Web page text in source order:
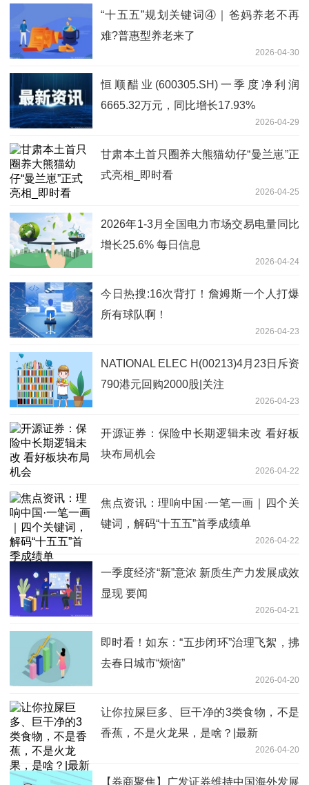
“十五五”规划关键词④｜爸妈养老不再
难?普惠型养老来了
2026-04-30
恒顺醋业(600305.SH)一季度净利润
6665.32万元，同比增长17.93%
2026-04-29
甘肃本土首只圈养大熊猫幼仔“曼兰崽”正
式亮相_即时看
2026-04-25
2026年1-3月全国电力市场交易电量同比
增长25.6% 每日信息
2026-04-24
今日热搜:16次背打！詹姆斯一个人打爆
所有球队啊！
2026-04-23
NATIONAL ELEC H(00213)4月23日斥资
790港元回购2000股|关注
2026-04-23
开源证券：保险中长期逻辑未改 看好板
块布局机会
2026-04-22
焦点资讯：理响中国·一笔一画｜四个关
键词，解码“十五五”首季成绩单
2026-04-22
一季度经济“新”意浓 新质生产力发展成效
显现 要闻
2026-04-21
即时看！如东：“五步闭环”治理飞絮，拂
去春日城市“烦恼”
2026-04-20
让你拉屎巨多、巨干净的3类食物，不是
香蕉，不是火龙果，是啥？|最新
2026-04-20
【券商聚焦】广发证券维持中国海外发展